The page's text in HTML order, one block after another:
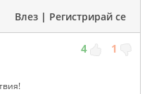
Влез | Регистрирай се
4 1